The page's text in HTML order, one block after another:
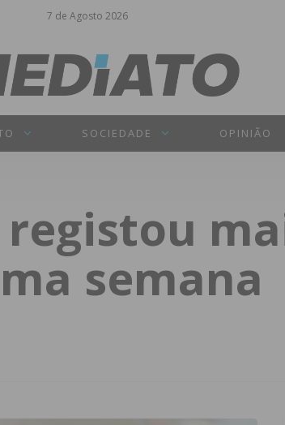
7 de Agosto 2026
SOCIEDADE OPINIÃO
semana